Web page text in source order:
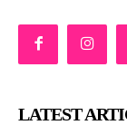
LATEST